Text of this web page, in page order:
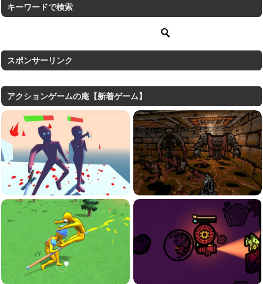
キーワードで検索
スポンサーリンク
アクションゲームの庵【新着ゲーム】